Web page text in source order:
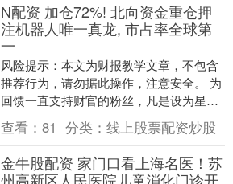
N配资 加仓72%! 北向资金重仓押
注机器人唯一真龙, 市占率全球第
一
风险提示：本文为财报教学文章，不包含
推荐行为，请勿据此操作，注意安全。 为
回馈一直支持财官的粉丝，凡是设为星
标、点👍赞和❤️在看，并在留言区积极互
动，就有机会免....
查看： 81 分类： 线上股票配资炒股
金牛股配资 家门口看上海名医！苏
州高新区人民医院儿童消化门诊开